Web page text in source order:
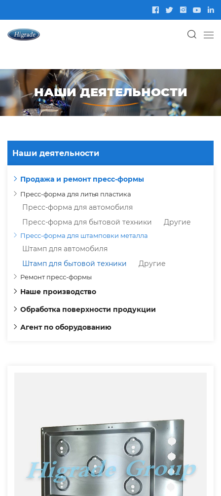
НАШИ ДЕЯТЕЛЬНОСТИ
Наши деятельности
Продажа и ремонт пресс-формы
Пресс-форма для литья пластика
Пресс-форма для автомобиля
Пресс-форма для бытовой техники
Другие
Пресс-форма для штамповки металла
Штамп для автомобиля
Штамп для бытовой техники
Другие
Ремонт пресс-формы
Наше производство
Обработка поверхности продукции
Агент по оборудованию